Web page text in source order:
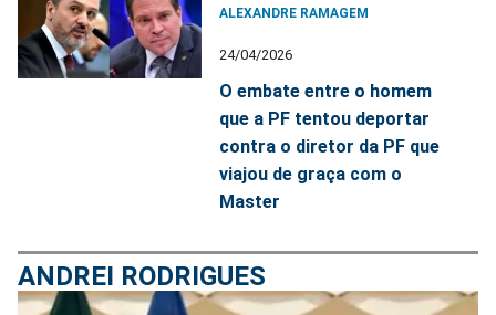
ALEXANDRE RAMAGEM
24/04/2026
O embate entre o homem
que a PF tentou deportar
contra o diretor da PF que
viajou de graça com o
Master
ANDREI RODRIGUES